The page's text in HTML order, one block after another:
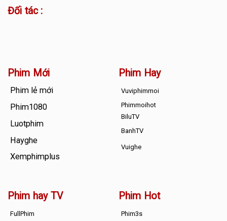
Đối tác :
Phim Mới
Phim lẻ mới
Phim1080
Luotphim
Hayghe
Xemphimplus
Phim Hay
Vuviphimmoi
Phimmoihot
BiluTV
BanhTV
Vuighe
Phim hay TV
FullPhim
Phim Hot
Phim3s